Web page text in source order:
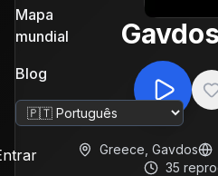
Mapa
mundial
Blog
Alterar idioma
Greece Gavdos
35